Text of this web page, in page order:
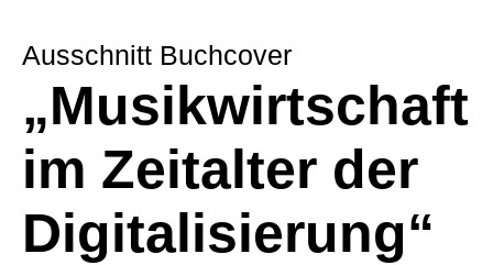
Ausschnitt Buchcover
„Musikwirtschaft
im Zeitalter der
Digitalisierung“